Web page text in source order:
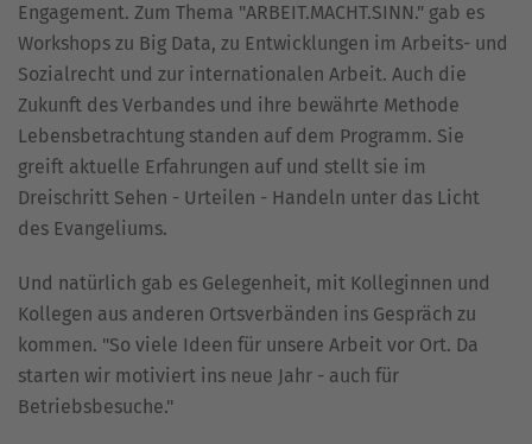
Engagement. Zum Thema "ARBEIT.MACHT.SINN." gab es
Workshops zu Big Data, zu Entwicklungen im Arbeits- und
Sozialrecht und zur internationalen Arbeit. Auch die
Zukunft des Verbandes und ihre bewährte Methode
Lebensbetrachtung standen auf dem Programm. Sie
greift aktuelle Erfahrungen auf und stellt sie im
Dreischritt Sehen - Urteilen - Handeln unter das Licht
des Evangeliums.
Und natürlich gab es Gelegenheit, mit Kolleginnen und
Kollegen aus anderen Ortsverbänden ins Gespräch zu
kommen. "So viele Ideen für unsere Arbeit vor Ort. Da
starten wir motiviert ins neue Jahr - auch für
Betriebsbesuche."